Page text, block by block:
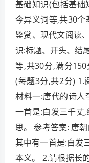
基础知识(包括基础
今异义词等,共30
鉴赏、现代文阅读
识:标题、开头、结
等,共30分,满分
(每题3分,共2分) 1.
材料一:唐代的诗人
一首是:白发三千丈
思。 参考答案: 唐
其中有一首是:白发
本义。 2.请根据长